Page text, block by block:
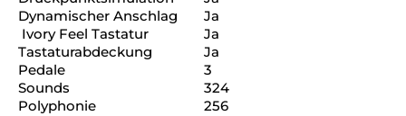
Dynamischer Anschlag
Ja
Ivory Feel Tastatur
Ja
Tastaturabdeckung
Ja
Pedale
3
Sounds
324
Polyphonie
256